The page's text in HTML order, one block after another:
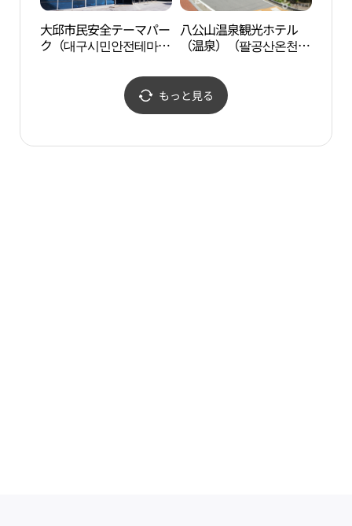
大邱市民安全テーマパー
ク（대구시민안전테마파
八公山温泉観光ホテル
（温泉）（팔공산온천관
もっと見る